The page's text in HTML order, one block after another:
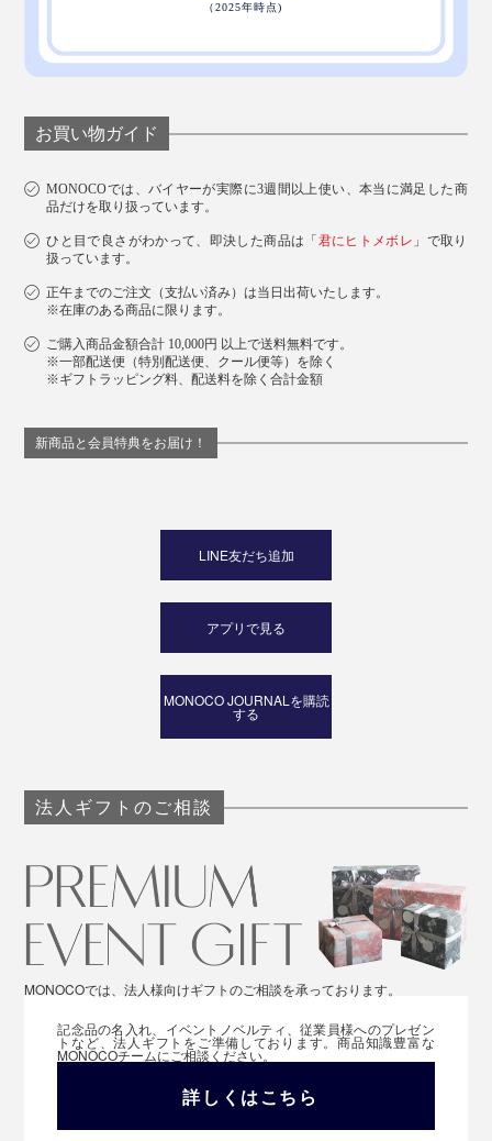
お買い物ガイド
MONOCOでは、バイヤーが実際に3週間以上使い、本当に満足した商
品だけを取り扱っています。
ひと目で良さがわかって、即決した商品は「君にヒトメボレ 」で取り
扱っています。
正午までのご注文（支払い済み）は当日出荷いたします。
※在庫のある商品に限ります。
ご購入商品金額合計 10,000円 以上で送料無料です。
※一部配送便（特別配送便、クール便等）を除く
※ギフトラッピング料、配送料を除く合計金額
新商品と会員特典をお届け！
LINE友だち追加
アプリで見る
MONOCO JOURNALを購読
する
法人ギフトのご相談
MONOCOでは、法人様向けギフトのご相談を承っております。
記念品の名入れ、イベントノベルティ、従業員様へのプレゼン
トなど、法人ギフトをご準備しております。商品知識豊富な
MONOCOチームにご相談ください。
詳しくはこちら